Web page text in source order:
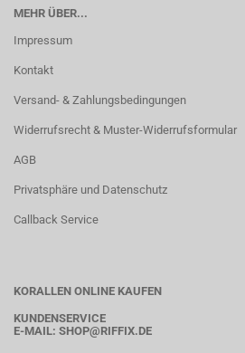
MEHR ÜBER...
Impressum
Kontakt
Versand- & Zahlungsbedingungen
Widerrufsrecht & Muster-Widerrufsformular
AGB
Privatsphäre und Datenschutz
Callback Service
KORALLEN ONLINE KAUFEN
KUNDENSERVICE
E-MAIL: SHOP@RIFFIX.DE